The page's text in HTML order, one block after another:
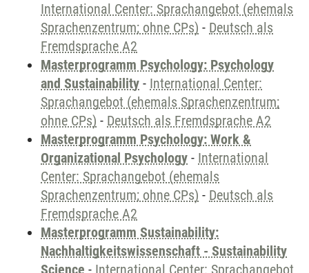
International Center: Sprachangebot (ehemals
Sprachenzentrum; ohne CPs) - Deutsch als
Fremdsprache A2
Masterprogramm Psychology: Psychology
and Sustainability - International Center:
Sprachangebot (ehemals Sprachenzentrum;
ohne CPs) - Deutsch als Fremdsprache A2
Masterprogramm Psychology: Work &
Organizational Psychology - International
Center: Sprachangebot (ehemals
Sprachenzentrum; ohne CPs) - Deutsch als
Fremdsprache A2
Masterprogramm Sustainability:
Nachhaltigkeitswissenschaft - Sustainability
Science - International Center: Sprachangebot